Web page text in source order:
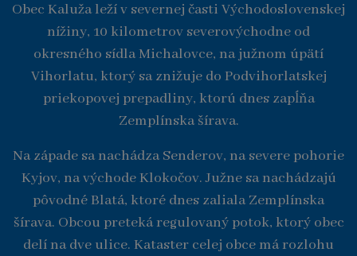
Obec Kaluža leží v severnej časti Východoslovenskej
nížiny, 10 kilometrov severovýchodne od
okresného sídla Michalovce, na južnom úpätí
Vihorlatu, ktorý sa znižuje do Podvihorlatskej
priekopovej prepadliny, ktorú dnes zapĺňa
Zemplínska šírava.
Na západe sa nachádza Senderov, na severe pohorie
Kyjov, na východe Klokočov. Južne sa nachádzajú
pôvodné Blatá, ktoré dnes zaliala Zemplínska
šírava. Obcou preteká regulovaný potok, ktorý obec
delí na dve ulice. Kataster celej obce má rozlohu